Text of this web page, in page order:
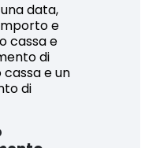
data,
e
cassa e
di
e un
di